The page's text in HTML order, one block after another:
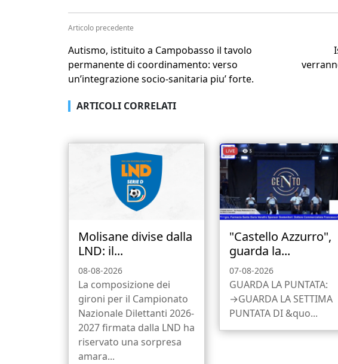
Articolo precedente
Autismo, istituito a Campobasso il tavolo
permanente di coordinamento: verso
un’integrazione socio-sanitaria piu’ forte.
ARTICOLI CORRELATI
Molisane divise dalla
LND: il...
08-08-2026
La composizione dei
gironi per il Campionato
Nazionale Dilettanti 2026-
2027 firmata dalla LND ha
riservato una sorpresa
amara...
"Castello Azzurro",
guarda la...
07-08-2026
GUARDA LA PUNTATA:
→GUARDA LA SETTIMA
PUNTATA DI &quo...